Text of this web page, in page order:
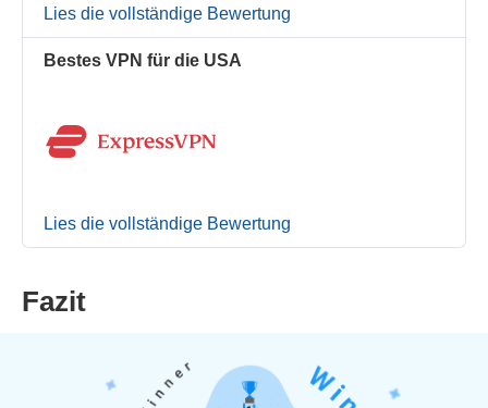
Lies die vollständige Bewertung
Bestes VPN für die USA
Lies die vollständige Bewertung
Fazit